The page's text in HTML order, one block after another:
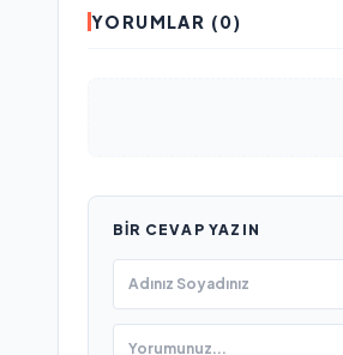
YORUMLAR (0)
BIR CEVAP YAZIN